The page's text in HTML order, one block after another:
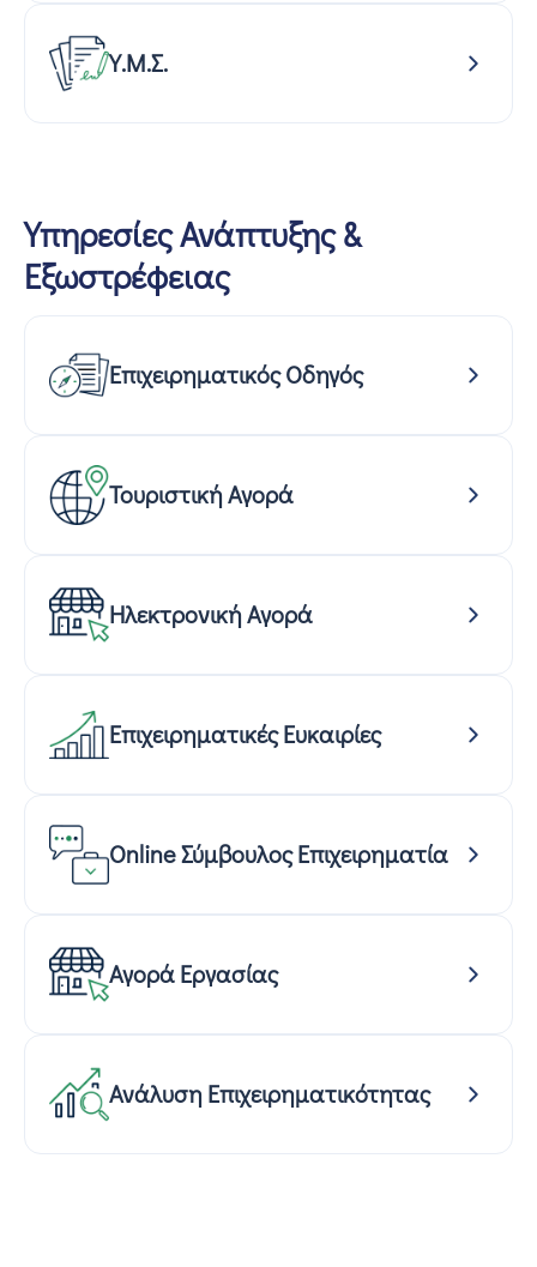
Υ.Μ.Σ.
Υπηρεσίες Ανάπτυξης &
Εξωστρέφειας
Επιχειρηματικός Οδηγός
Τουριστική Αγορά
Ηλεκτρονική Αγορά
Επιχειρηματικές Ευκαιρίες
Online Σύμβουλος Επιχειρηματία
Αγορά Εργασίας
Ανάλυση Επιχειρηματικότητας